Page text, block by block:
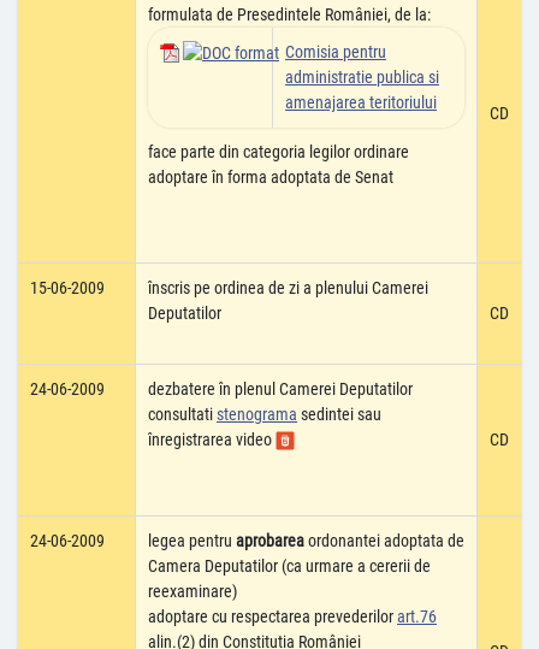
formulata de Presedintele României, de la:
Comisia pentru
administratie publica si
amenajarea teritoriului
face parte din categoria legilor ordinare
adoptare în forma adoptata de Senat
CD
15-06-2009
înscris pe ordinea de zi a plenului Camerei
Deputatilor
CD
24-06-2009
dezbatere în plenul Camerei Deputatilor
consultatistenograma sedintei sau
înregistrarea video
CD
24-06-2009 legea pentru aprobareaordonantei adoptata de
Camera Deputatilor (ca urmare a cererii de
reexaminare)
adoptare cu respectarea prevederilorart.76
alin.(2) din Constitutia României